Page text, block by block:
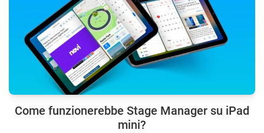
Come funzionerebbe Stage Manager su iPad
mini?